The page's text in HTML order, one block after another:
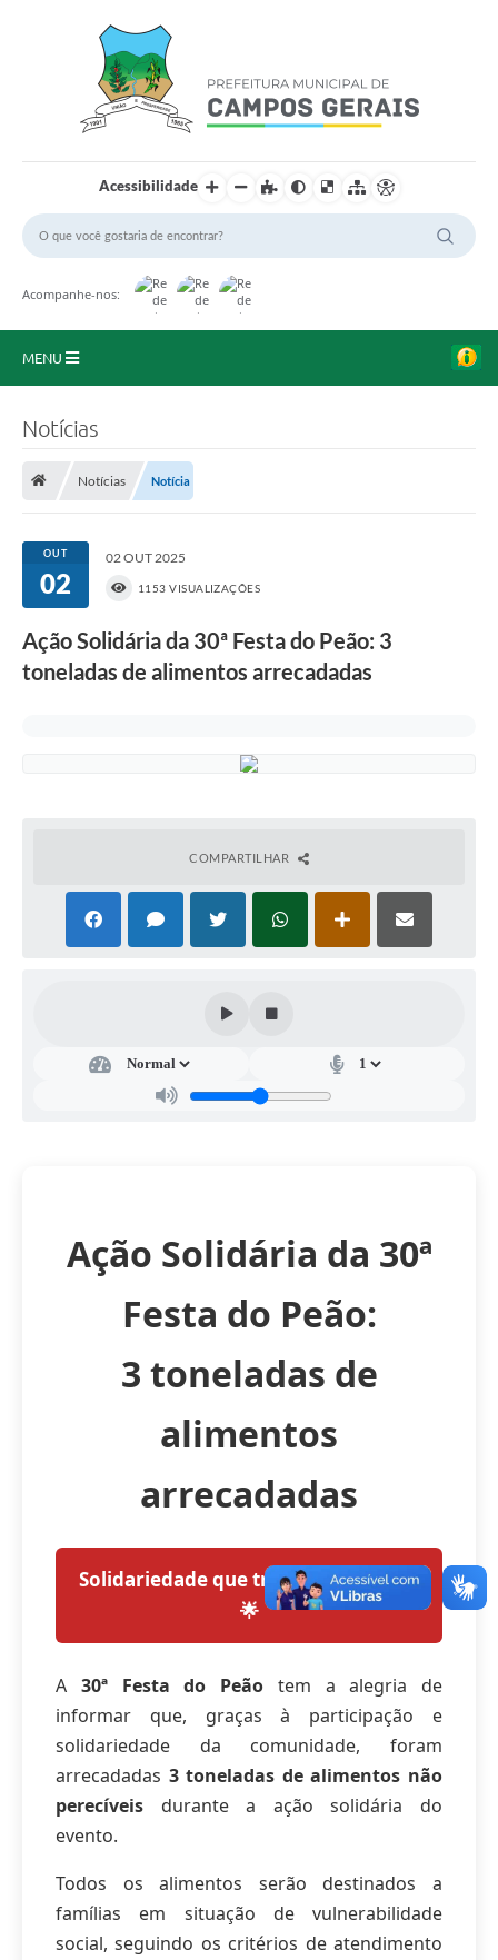
Acessibilidade
Acompanhe-nos:
MENU
Portal da Transparência
Secretarias
Notícias
Notícias Notícia
OUT
02
02 OUT 2025
1153 VISUALIZAÇÕES
Ação Solidária da 30ª Festa do Peão: 3
toneladas de alimentos arrecadadas
COMPARTILHAR
Ação Solidária da 30ª
Festa do Peão:
3 toneladas de
alimentos
arrecadadas
Solidariedade que transforma vidas!
🌟
A 30ª Festa do Peão tem a alegria de
informar que, graças à participação e
solidariedade da comunidade, foram
arrecadadas 3 toneladas de alimentos não
perecíveis durante a ação solidária do
evento.
Todos os alimentos serão destinados a
famílias em situação de vulnerabilidade
social, seguindo os critérios de atendimento